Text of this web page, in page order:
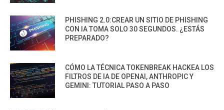
PHISHING 2.0:CREAR UN SITIO DE PHISHING
CON IA TOMA SOLO 30 SEGUNDOS. ¿ESTÁS
PREPARADO?
CÓMO LA TÉCNICA TOKENBREAK HACKEA LOS
FILTROS DE IA DE OPENAI, ANTHROPIC Y
GEMINI: TUTORIAL PASO A PASO